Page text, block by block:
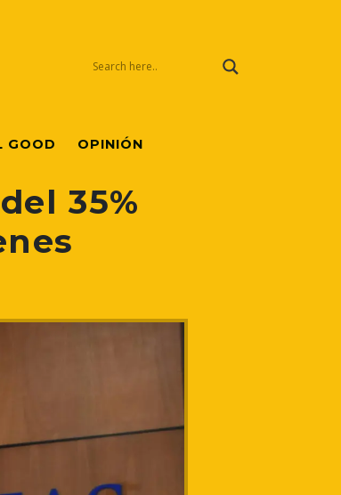
GOOD OPINIÓN
35%